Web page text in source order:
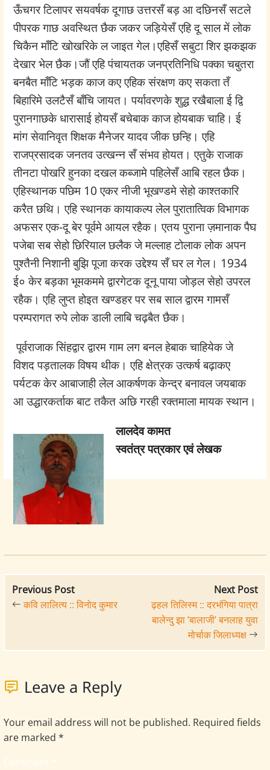
ऊँचगर टिलापर सयवर्षक दूगाछ उत्तरसँ बड़ आ दछिनसँ सटले
पीपरक गाछ अवस्थित छैक जकर जड़ियेसँ एहि दू साल में लोक
चिकैन माँटि खोखरिके ल जाइत गेल।एहिसँ सबुटा शिर झकझक
देखार भेल छैक।जौं एहि पंचायतक जनप्रतिनिधि पक्का चबुतरा
बनबैत माँटि भड़क काज कए एहिक संरक्षण कए सकता तँ
बिहारिमे उलटैसँ बाँचि जायत। पर्यावरणके शुद्ध रखैबाला ई द्वि
पुरानगाछके धारासाई होयसँ बचेबाक काज होयबाक चाहि। ई
मांग सेवानिवृत शिक्षक मैनेजर यादव जीक छन्हि। एहि
राजप्रसादक जनतव उत्खन्न सँ संभव होयत। एतुके राजाक
तीनटा पोखरि हुनका दखल कब्जामे पहिलेसँ आबि रहल छैक।
एहिस्थानक पछिम 10 एकर नीजी भूखण्डमे सेहो काश्तकारि
करैत छथि। एहि स्थानक कायाकल्प लेल पुरातात्विक विभागक
अफसर एक-दू बेर पूर्वमे आयल रहैक। एतय पुराना ज़मानाक पैघ
पजेबा सब सेहो छिरियाल छलैक जे मल्लाह टोलाक लोक अपन
पुश्तैनी निशानी बुझि पूजा करक उद्देश्य सँ घर ल गेल। 1934
ई० केर बड़का भूमकममे द्वारगेटक दूनू पाया जोड़ल सेहो उपरल
रहैक। एहि लुप्त होइत खण्डहर पर सब साल द्वारम गामसँ
परम्परागत रुपे लोक डाली लाबि चढ़बैत छैक।
‌ पूर्वराजाक सिंहद्वार द्वारम गाम लग बनल हेबाक चाहियेक जे
विशद पड़तालक विषय थीक। एहि क्षेत्रक उत्कर्ष बढ़ाकए
पर्यटक केर आबाजाही लेल आकर्षणक केन्द्र बनावल जयबाक
आ उद्धारकर्ताक बाट तकैत अछि गरही रक्तमाला मायक स्थान।
लालदेव कामत
स्वतंत्र पत्रकार एवं लेखक
Previous Post
कवि लालित्य :: विनोद कुमार
Next Post
ढ़हल तिलिस्म :: दरभंगिया पात्रा
बालेन्दु झा ‘बालाजी’ बनलाह युवा
मोर्चाक जिलाध्यक्ष
Leave a Reply
Your email address will not be published. Required fields
are marked *
Comment *